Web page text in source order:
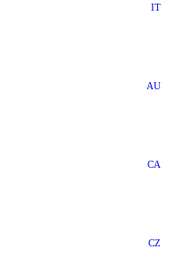
IT
AU
CA
CZ